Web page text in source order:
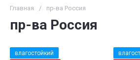
Главная / пр-ва Россия
пр-ва Россия
влагостойкий